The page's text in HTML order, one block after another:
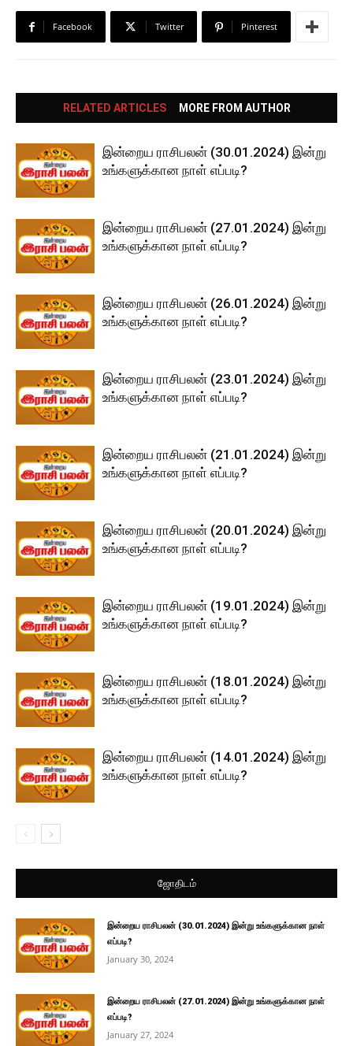
Facebook Twitter Pinterest
RELATED ARTICLES MORE FROM AUTHOR
இன்றைய ராசிபலன் (30.01.2024) இன்று
உங்களுக்கான நாள் எப்படி?
இன்றைய ராசிபலன் (27.01.2024) இன்று
உங்களுக்கான நாள் எப்படி?
இன்றைய ராசிபலன் (26.01.2024) இன்று
உங்களுக்கான நாள் எப்படி?
இன்றைய ராசிபலன் (23.01.2024) இன்று
உங்களுக்கான நாள் எப்படி?
இன்றைய ராசிபலன் (21.01.2024) இன்று
உங்களுக்கான நாள் எப்படி?
இன்றைய ராசிபலன் (20.01.2024) இன்று
உங்களுக்கான நாள் எப்படி?
இன்றைய ராசிபலன் (19.01.2024) இன்று
உங்களுக்கான நாள் எப்படி?
இன்றைய ராசிபலன் (18.01.2024) இன்று
உங்களுக்கான நாள் எப்படி?
இன்றைய ராசிபலன் (14.01.2024) இன்று
உங்களுக்கான நாள் எப்படி?
ஜோதிடம்
இன்றைய ராசிபலன் (30.01.2024) இன்று உங்களுக்கான நாள்
எப்படி?
January 30, 2024
இன்றைய ராசிபலன் (27.01.2024) இன்று உங்களுக்கான நாள்
எப்படி?
January 27, 2024